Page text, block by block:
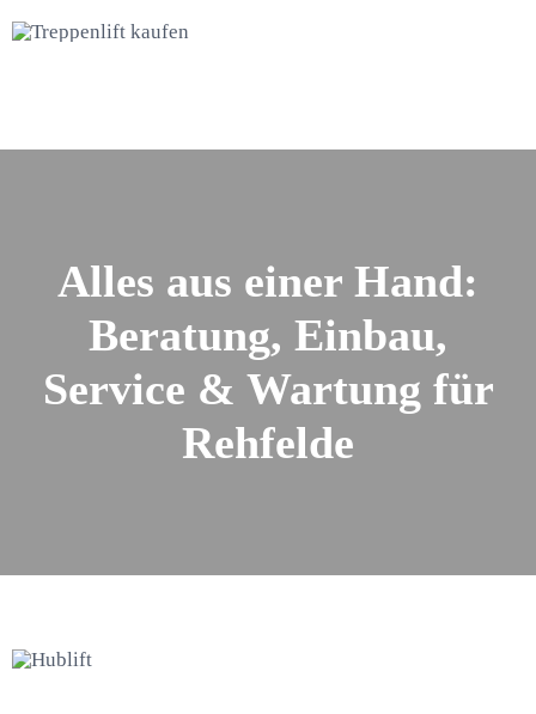
Alles aus einer Hand:
Beratung, Einbau,
Service & Wartung für
Rehfelde